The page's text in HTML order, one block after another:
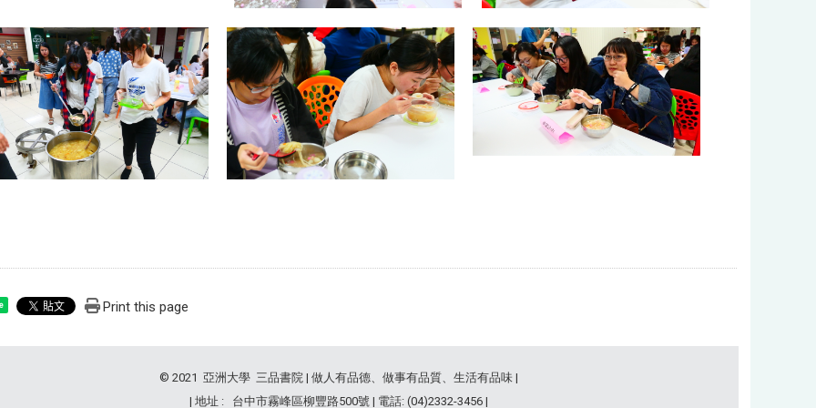
Print this page
© 2021 亞洲大學 三品書院 | 做人有品德、做事有品質、生活有品味 |
| 地址 : 台中市霧峰區柳豐路500號 | 電話: (04)2332-3456 |